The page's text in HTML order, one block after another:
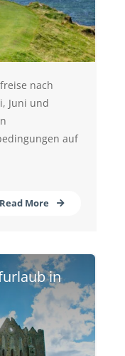
nach
Juni und
auf
Read More
in